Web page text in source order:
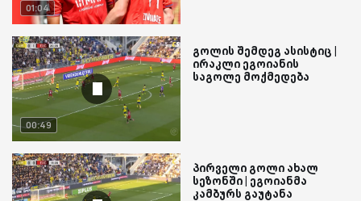
01:04
00:49
გოლის შემდეგ ასისტიც |
ირაკლი ეგოიანის
საგოლე მოქმედება
პირველი გოლი ახალ
სეზონში | ეგოიანმა
კამბურს გაუტანა